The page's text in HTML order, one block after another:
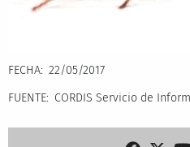
FECHA
22/05/2017
FUENTE
CORDIS Servicio de